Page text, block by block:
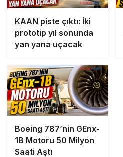
KAAN piste çıktı: İki
prototip yıl sonunda
yan yana uçacak
Boeing 787’nin GEnx-
1B Motoru 50 Milyon
Saati Aştı